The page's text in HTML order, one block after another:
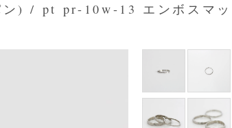
) / pt pr-10w-13 エンボスマッ